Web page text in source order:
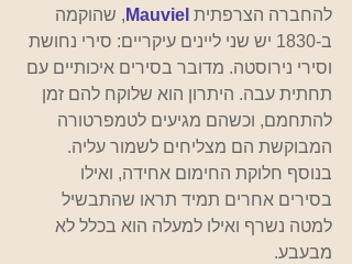
להחברה הצרפתית Mauviel
, שהוקמה
ב-1830 יש שני ליינים עיקריים: סירי נחושת
וסירי נירוסטה. מדובר בסירים איכותיים עם
תחתית עבה. היתרון הוא שלוקח להם זמן
להתחמם, וכשהם מגיעים לטמפרטורה
המבוקשת הם מצליחים לשמור עליה.
בנוסף חלוקת החימום אחידה, ואילו
בסירים אחרים תמיד תראו שהתבשיל
למטה נשרף ואילו למעלה הוא בכלל לא
מבעבע.